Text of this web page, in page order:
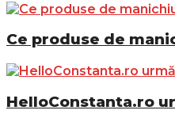
Ce produse de
HelloConstanta.ro